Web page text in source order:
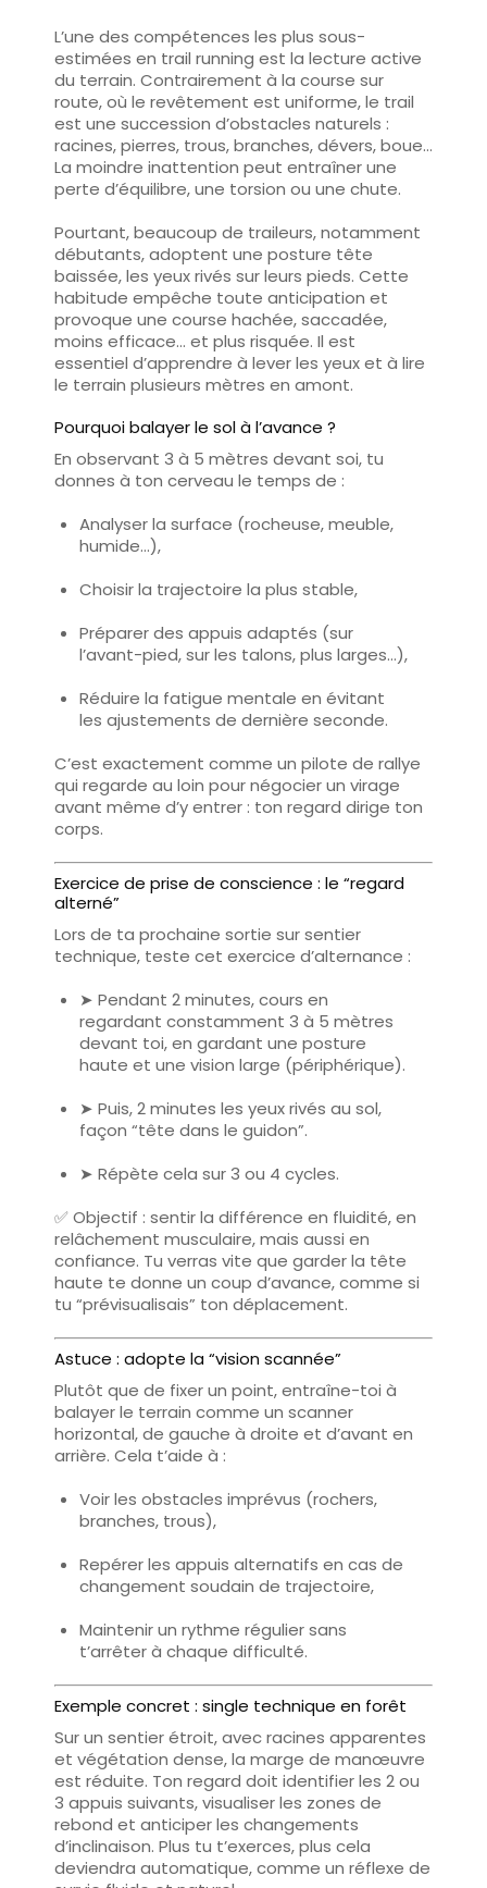
L’une des compétences les plus sous-
estimées en trail running est la lecture active
du terrain. Contrairement à la course sur
route, où le revêtement est uniforme, le trail
est une succession d’obstacles naturels :
racines, pierres, trous, branches, dévers, boue…
La moindre inattention peut entraîner une
perte d’équilibre, une torsion ou une chute.
Pourtant,beaucoup de traileurs, notamment
débutants, adoptent une posture tête
baissée, les yeux rivés sur leurs pieds. Cette
habitude empêche toute anticipation et
provoque une course hachée, saccadée,
moins efficace… et plus risquée. Il est
essentiel d’apprendre à lever les yeux et à lire
le terrain plusieurs mètres en amont.
Pourquoi balayer le sol à l’avance ?
En observant 3 à 5 mètres devant soi, tu
donnes à ton cerveau le temps de :
Analyserla surface (rocheuse, meuble,
humide…),
Choisirla trajectoire la plus stable,
Préparerdes appuis adaptés (sur
l’avant-pied, sur les talons, plus larges…),
Réduire la fatigue mentale en évitant
les ajustements de dernière seconde.
C’est exactement comme un pilote de rallye
qui regarde au loin pour négocier un virage
avant même d’y entrer : ton regard dirige ton
corps.
Exercice de prise de conscience : le “regard
alterné”
Lors de ta prochaine sortie sur sentier
technique, teste cet exercice d’alternance :
➤ Pendant 2 minutes, cours en
regardant constamment 3 à 5 mètres
devant toi, en gardant une posture
haute et une vision large (périphérique).
➤ Puis,2 minutes les yeux rivés au sol,
façon “tête dans le guidon”.
➤ Répète cela sur 3 ou 4 cycles.
✅ Objectif : sentir la différence en fluidité, en
relâchement musculaire, mais aussi en
confiance. Tu verras vite que garder la tête
haute te donne un coup d’avance, comme si
tu “prévisualisais” ton déplacement.
Astuce : adopte la “vision scannée”
Plutôt que de fixer un point, entraîne-toi à
balayer le terrain comme un scanner
horizontal, de gauche à droite et d’avant en
arrière. Cela t’aide à :
Voir les obstacles imprévus (rochers,
branches, trous),
Repérer les appuis alternatifs en cas de
changement soudain de trajectoire,
Maintenir un rythme régulier sans
t’arrêter à chaque difficulté.
Exemple concret : single technique en forêt
Sur un sentier étroit, avec racines apparentes
et végétation dense, la marge de manœuvre
est réduite. Ton regard doit identifier les 2 ou
3 appuis suivants,visualiser les zones de
rebond et anticiper les changements
d’inclinaison. Plus tu t’exerces, plus cela
deviendra automatique, comme un réflexe de